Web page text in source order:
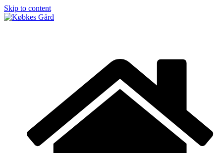
Skip to content